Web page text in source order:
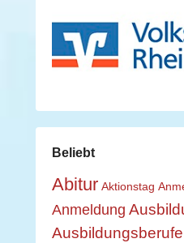
Beliebt
Abitur Aktionstag
Anmeldung
Ausbildungsberufe